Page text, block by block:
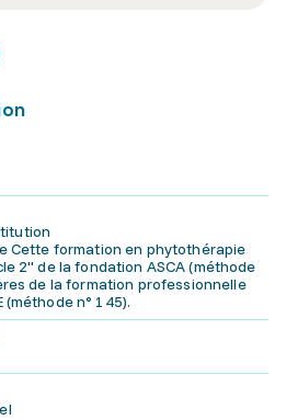
Cette formation en phytothérapie
2" de la fondation ASCA (méthode
de la formation professionnelle
n° 145).